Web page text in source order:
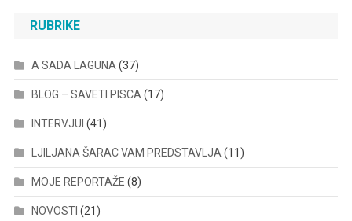
RUBRIKE
A SADA LAGUNA (37)
BLOG – SAVETI PISCA (17)
INTERVJUI (41)
LJILJANA ŠARAC VAM PREDSTAVLJA (11)
MOJE REPORTAŽE (8)
NOVOSTI (21)